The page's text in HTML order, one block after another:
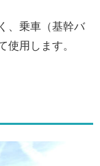
、乗車（基幹バ
使用します。